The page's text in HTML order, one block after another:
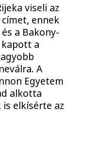
viseli az
ennek
a Bakony-
a
A
Egyetem
alkotta
elkísérte az